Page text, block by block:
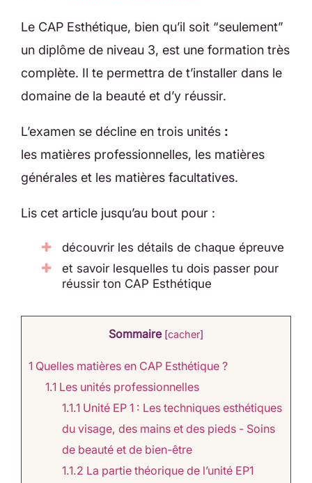
Le CAP Esthétique, bien qu’il soit “seulement”
un diplôme de niveau 3, est une formation très
complète. Il te permettra de t’installer dans le
domaine de la beauté et d’y réussir.
L’examen se décline en trois unités :
les matières professionnelles, les matières
générales et les matières facultatives.
Lis cet article jusqu’au bout pour :
découvrir les détails de chaque épreuve
et savoir lesquelles tu dois passer pour
réussir ton CAP Esthétique
Sommaire [cacher]
1 Quelles matières en CAP Esthétique ?​
1.1 Les unités professionnelles​
1.1.1 Unité EP 1 : Les techniques esthétiques
du visage, des mains et des pieds - Soins
de beauté et de bien-être
1.1.2 La partie théorique de l’unité EP1